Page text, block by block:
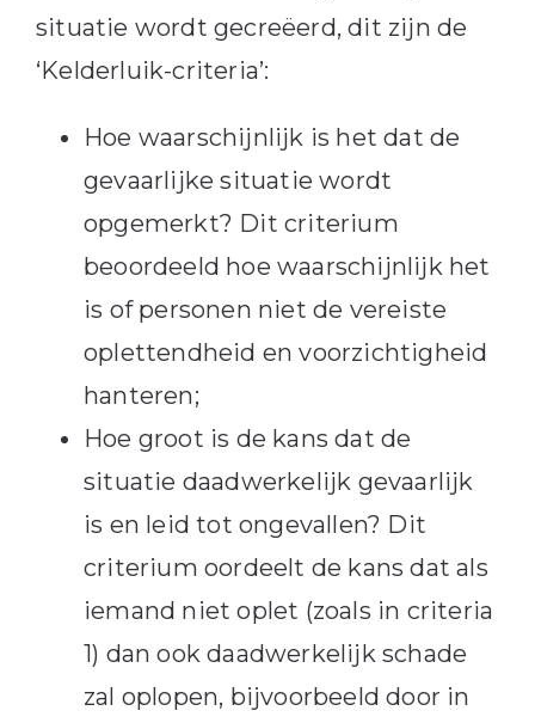
situatie wordt gecreëerd, dit zijn de
‘Kelderluik-criteria’:
Hoe waarschijnlijk is het dat de
gevaarlijke situatie wordt
opgemerkt? Dit criterium
beoordeeld hoe waarschijnlijk het
is of personen niet de vereiste
oplettendheid en voorzichtigheid
hanteren;
Hoe groot is de kans dat de
situatie daadwerkelijk gevaarlijk
is en leid tot ongevallen? Dit
criterium oordeelt de kans dat als
iemand niet oplet (zoals in criteria
1) dan ook daadwerkelijk schade
zal oplopen, bijvoorbeeld door in